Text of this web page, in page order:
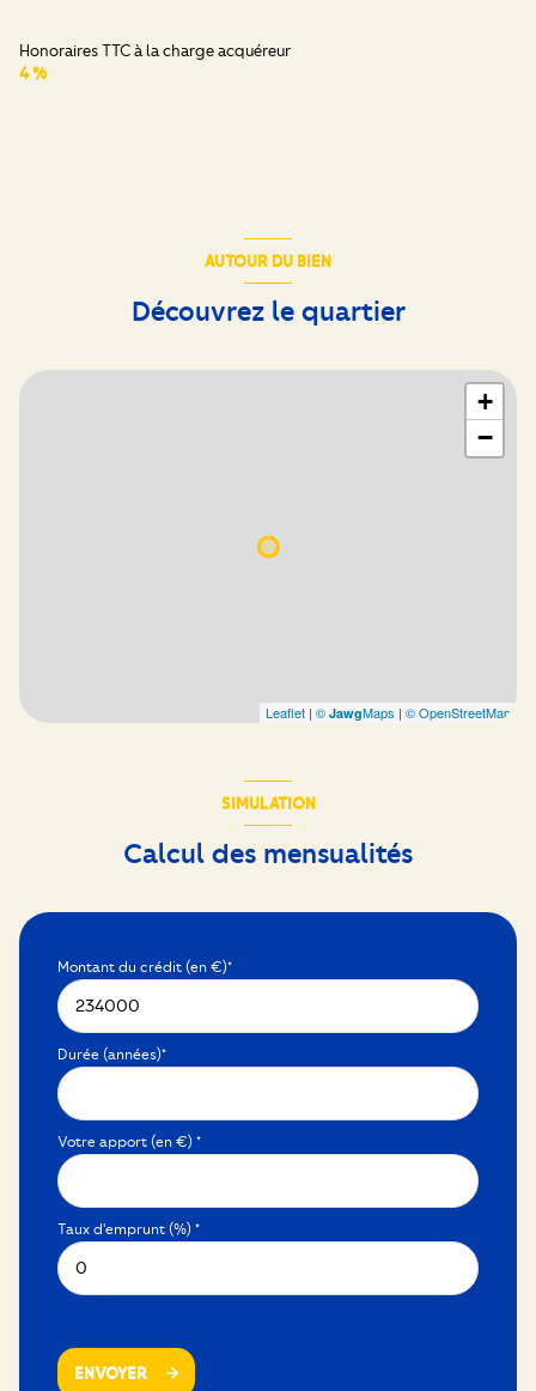
Honoraires TTC à la charge acquéreur
4 %
AUTOUR DU BIEN
Découvrez le quartier
+
−
Leaflet | © JawgMaps | © OpenStreetMap
SIMULATION
Calcul des mensualités
Montant du crédit (en €)*
Durée (années)*
Votre apport (en €) *
Taux d'emprunt (%) *
ENVOYER